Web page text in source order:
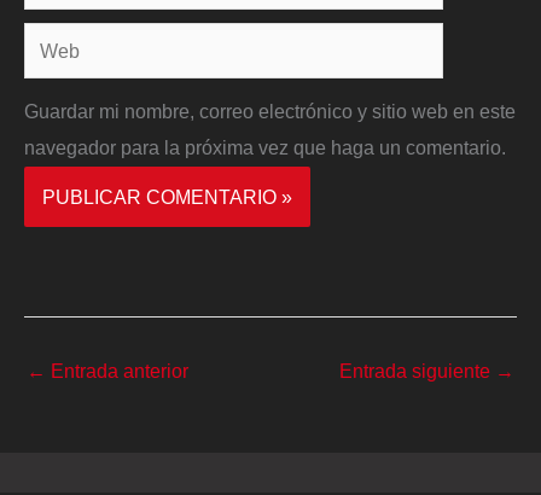
electrónico*
Web
Guardar mi nombre, correo electrónico y sitio web en este
navegador para la próxima vez que haga un comentario.
← Entrada anterior Entrada siguiente →